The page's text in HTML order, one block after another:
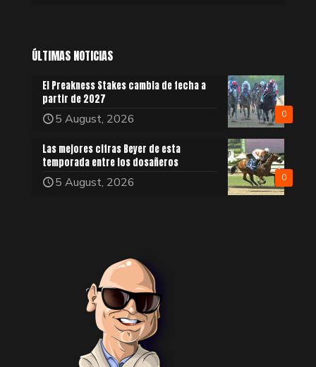
ÚLTIMAS NOTICIAS
0
El Preakness Stakes cambia de fecha a
partir de 2027
5 August, 2026
0
Las mejores cifras Beyer de esta
temporada entre los dosañeros
5 August, 2026